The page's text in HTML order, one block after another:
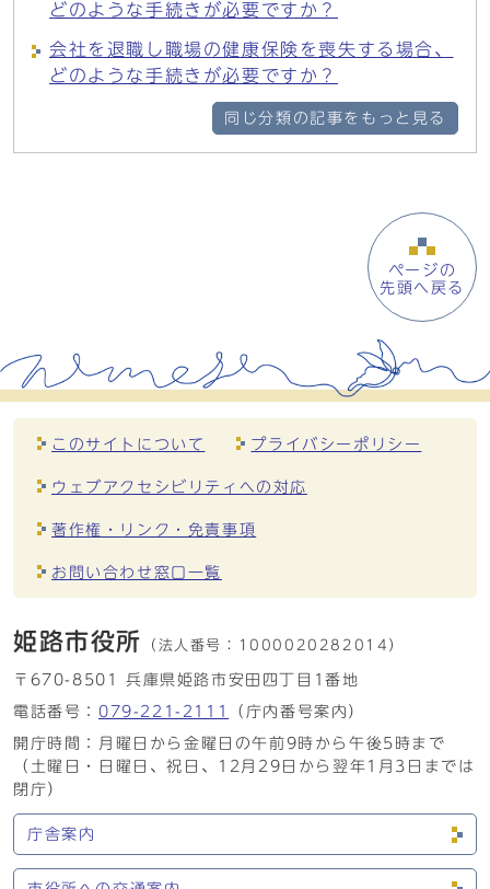
どのような手続きが必要ですか？
会社を退職し職場の健康保険を喪失する場合、
どのような手続きが必要ですか？
同じ分類の記事をもっと見る
ページの
先頭へ戻る
このサイトについて プライバシーポリシー
ウェブアクセシビリティへの対応
著作権・リンク・免責事項
お問い合わせ窓口一覧
姫路市役所 （法人番号： 1000020282014）
〒670-8501 兵庫県姫路市安田四丁目1番地
電話番号： 079-221-2111
（庁内番号案内）
開庁時間：月曜日から金曜日の午前9時から午後5時まで
（土曜日・日曜日、祝日、12月29日から翌年1月3日までは
閉庁）
庁舎案内